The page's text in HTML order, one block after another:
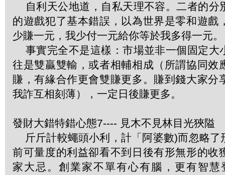
自利天公地道，自私天理不容。二者的分
的遊戲犯了基本錯誤，以為世界是零和遊戲
少賺一元，我少付一元給你等於我多得一元。
事實完全不是這樣：市場並非一個固定大
往是雙贏雙輸，或者相輔相成（所謂協同效
賺，有緣合作更會雙賺更多。賺到錢大家分
我詐互相刻薄），一定日後賺更多。
發財大錯特錯心態7---- 見木不見林目光狹隘
斤斤計較蠅頭小利，計「阿婆數)而忽略了
前可量度的利益卻看不到日後有形無形的收
家大忌。創業家不單有心有腦，更有智慧